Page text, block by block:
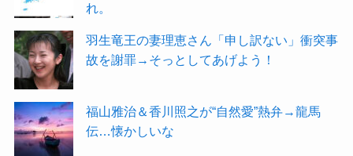
れ。
羽生竜王の妻理恵さん「申し訳ない」衝突事
故を謝罪→そっとしてあげよう！
福山雅治＆香川照之が“自然愛”熱弁→龍馬
伝…懐かしいな